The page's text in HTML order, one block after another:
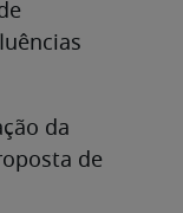
da
de